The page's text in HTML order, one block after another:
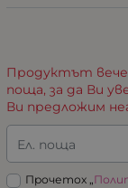
Продуктът
поща, за да Ви
Ви предложим
Ел. поща
Прочетох „